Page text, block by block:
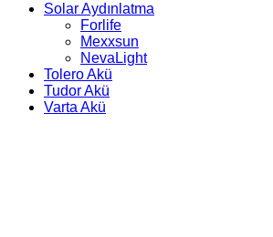
Solar Aydınlatma
Forlife
Mexxsun
NevaLight
Tolero Akü
Tudor Akü
Varta Akü